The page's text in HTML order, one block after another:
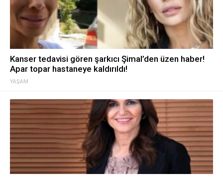
YAŞAM
Kanser tedavisi gören şarkıcı Şimal’den üzen haber!
Apar topar hastaneye kaldırıldı!